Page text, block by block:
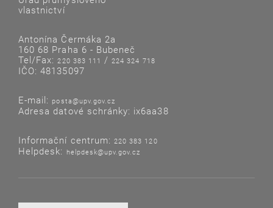
vlastnictví
Antonína Čermáka 2a
160 68 Praha 6 - Bubeneč
Tel/Fax:220 383 111 /224 324 718
IČO: 48135097
E-mail: posta@upv.gov.cz
Adresa datové schránky: ix6aa38
Informační centrum: 220 383 120
Helpdesk: helpdesk@upv.gov.cz